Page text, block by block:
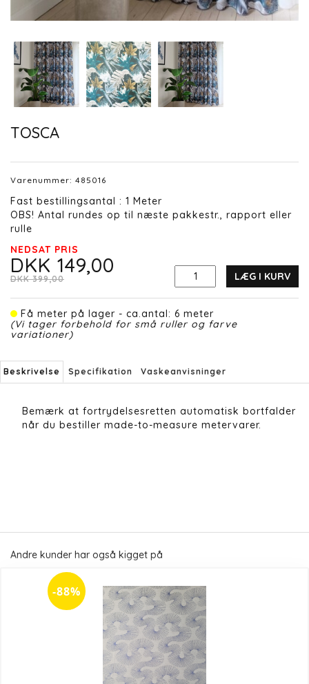
TOSCA
Varenummer: 485016
Fast bestillingsantal : 1 Meter
OBS! Antal rundes op til næste pakkestr., rapport eller
rulle
NEDSAT PRIS
DKK 149,00
DKK 399,00 LÆG I KURV
Få meter på lager - ca.antal: 6 meter
(Vi tager forbehold for små ruller og farve
variationer)
Beskrivelse Specifikation Vaskeanvisninger
Bemærk at fortrydelsesretten automatisk bortfalder
når du bestiller made-to-measure metervarer.
Andre kunder har også kigget på
-88%